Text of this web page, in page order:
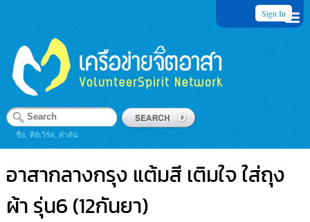
Sign In
ชื่อ, คีย์เวิร์ด, คำค้น
อาสากลางกรุง แต้มสี เติมใจ ใส่ถุง
ผ้า รุ่น6 (12กันยา)